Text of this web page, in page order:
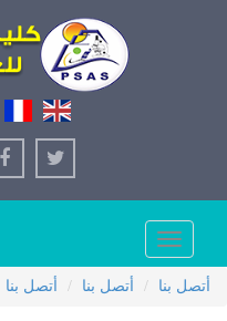
Toggle
navigation
أتصل بنا
أتصل بنا أتصل بنا